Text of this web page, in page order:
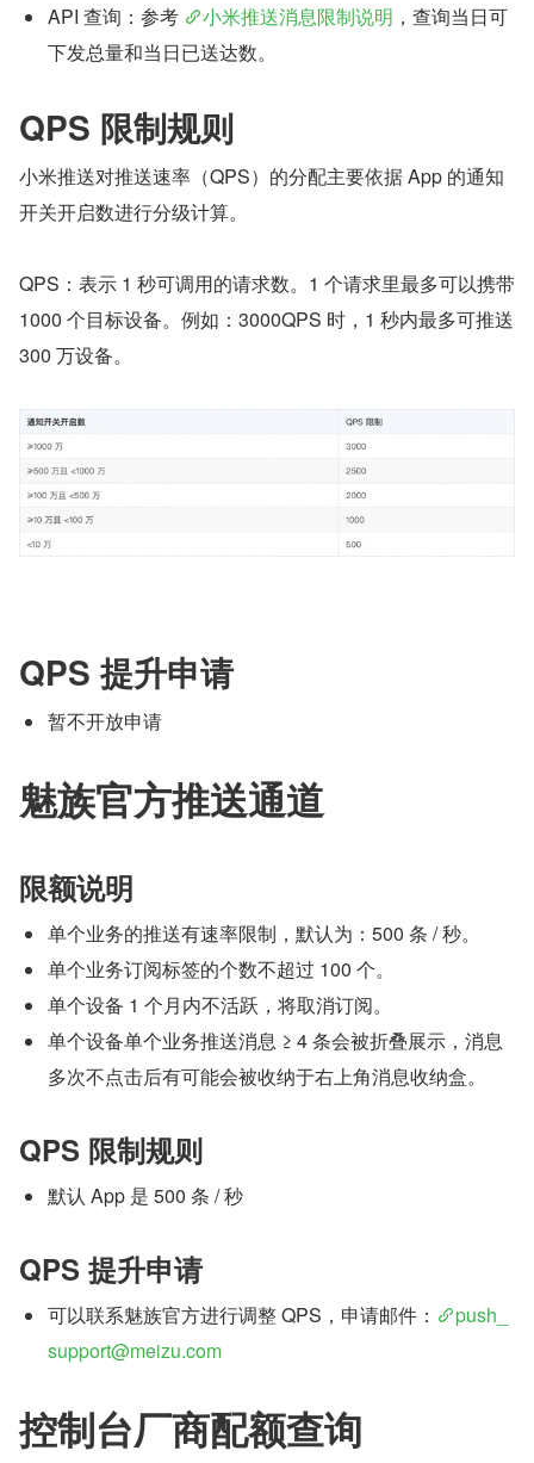
API 查询：参考
小米推送消息限制说明 ，查询当日可
下发总量和当日已送达数。
QPS 限制规则
小米推送对推送速率（QPS）的分配主要依据 App 的通知
开关开启数进行分级计算。
QPS：表示 1 秒可调用的请求数。1 个请求里最多可以携带
1000 个目标设备。例如：3000QPS 时，1 秒内最多可推送
300 万设备。
QPS 提升申请
暂不开放申请
魅族官方推送通道
限额说明
单个业务的推送有速率限制，默认为：500 条 / 秒。
单个业务订阅标签的个数不超过 100 个。
单个设备 1 个月内不活跃，将取消订阅。
单个设备单个业务推送消息 ≥ 4 条会被折叠展示，消息
多次不点击后有可能会被收纳于右上角消息收纳盒。
QPS 限制规则
默认 App 是 500 条 / 秒
QPS 提升申请
可以联系魅族官方进行调整 QPS，申请邮件：
push_
support@meizu.com
控制台厂商配额查询